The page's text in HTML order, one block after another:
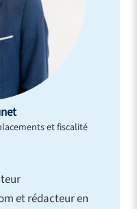
et fiscalité
et rédacteur en